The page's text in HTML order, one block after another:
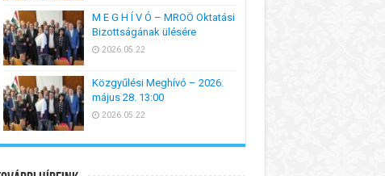
M E G H Í V Ó – MROÖ Oktatási
Bizottságának ülésére
2026.05.22
Közgyűlési Meghívó – 2026.
május 28. 13:00
2026.05.22